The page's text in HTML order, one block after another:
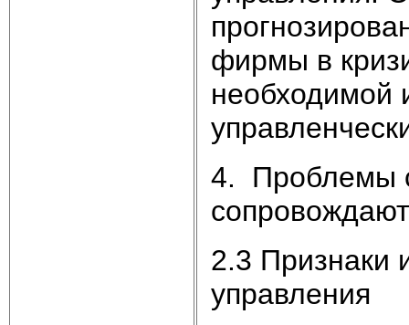
фирмы в
необходимой
4. Проблемы
2.3 Признаки
управления